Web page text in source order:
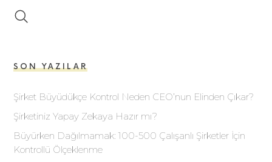
SON YAZILAR
Şirket Büyüdükçe Kontrol Neden CEO’nun Elinden Çıkar?
Şirketiniz Yapay Zekaya Hazır mı?
Büyürken Dağılmamak: 100-500 Çalışanlı Şirketler İçin
Kontrollü Ölçeklenme